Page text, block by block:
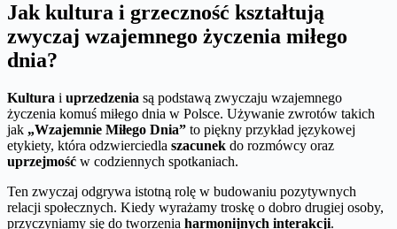
Jak kultura i grzeczność kształtują
zwyczaj wzajemnego życzenia miłego
dnia?
Kultura i uprzedzenia są podstawą zwyczaju wzajemnego
życzenia komuś miłego dnia w Polsce. Używanie zwrotów takich
jak „Wzajemnie Miłego Dnia” to piękny przykład językowej
etykiety, która odzwierciedla szacunek do rozmówcy oraz
uprzejmość w codziennych spotkaniach.
Ten zwyczaj odgrywa istotną rolę w budowaniu pozytywnych
relacji społecznych. Kiedy wyrażamy troskę o dobro drugiej osoby,
przyczyniamy się do tworzenia harmonijnych interakcji.